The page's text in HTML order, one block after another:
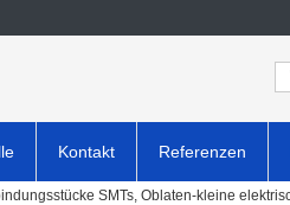
Kontakt Referenzen
SMTs, Oblaten-kleine